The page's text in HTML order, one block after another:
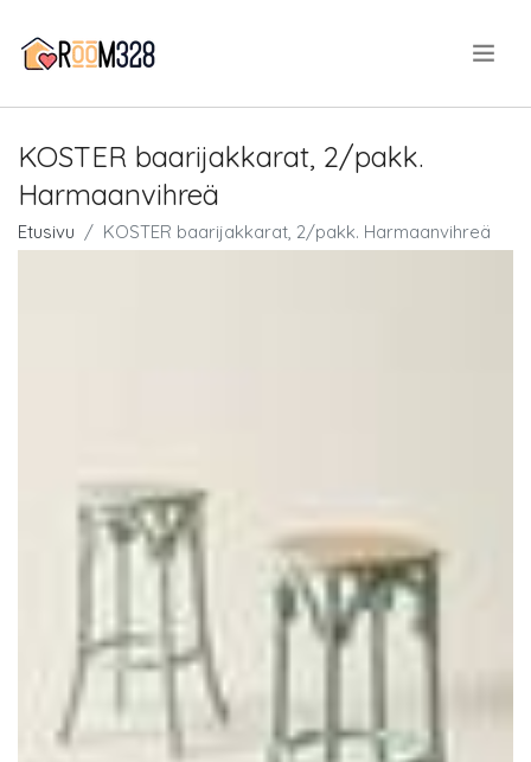
KOSTER baarijakkarat, 2/pakk.
Harmaanvihreä
Etusivu KOSTER baarijakkarat, 2/pakk. Harmaanvihreä